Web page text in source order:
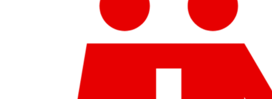
Auch telefonische Beratung oder
Videoberatung über die Online-Plattform
"Zoom" ist möglich.
Mehr anzeigen